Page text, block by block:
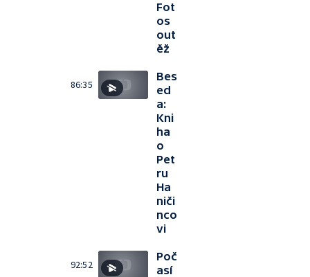
Fot
os
out
ěž
86:35
Bes
ed
a:
Kni
ha
o
Pet
ru
Ha
niči
nco
vi
92:52
Poč
así